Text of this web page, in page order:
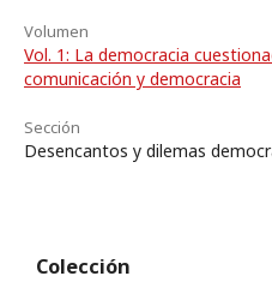
Volumen
Vol. 1: La democracia
comunicación y democracia
Sección
Desencantos y dilemas
Colección